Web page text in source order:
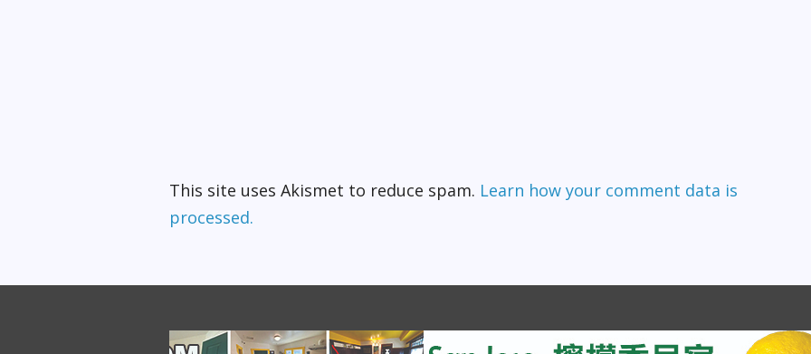
This site uses Akismet to reduce spam. Learn how your comment data is
processed.